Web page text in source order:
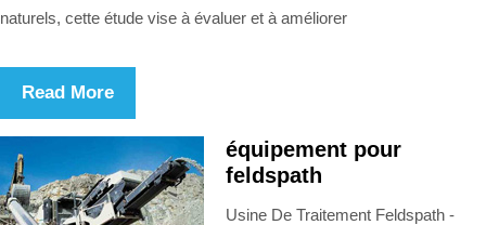
naturels, cette étude vise à évaluer et à améliorer
Read More
équipement pour
feldspath
Usine De Traitement Feldspath -